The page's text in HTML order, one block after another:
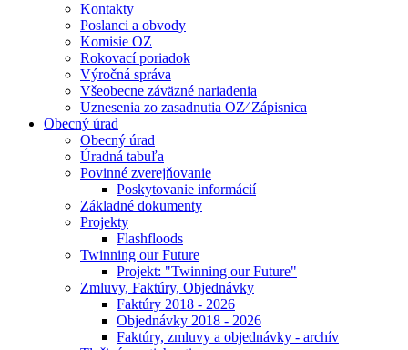
Kontakty
Poslanci a obvody
Komisie OZ
Rokovací poriadok
Výročná správa
Všeobecne záväzné nariadenia
Uznesenia zo zasadnutia OZ⁄ Zápisnica
Obecný úrad
Obecný úrad
Úradná tabuľa
Povinné zverejňovanie
Poskytovanie informácií
Základné dokumenty
Projekty
Flashfloods
Twinning our Future
Projekt: "Twinning our Future"
Zmluvy, Faktúry, Objednávky
Faktúry 2018 - 2026
Objednávky 2018 - 2026
Faktúry, zmluvy a objednávky - archív